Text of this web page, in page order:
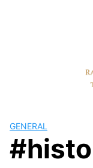
GENERAL